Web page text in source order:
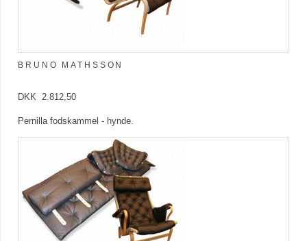
BRUNO MATHSSON
DKK 2.812,50
Pernilla fodskammel - hynde.